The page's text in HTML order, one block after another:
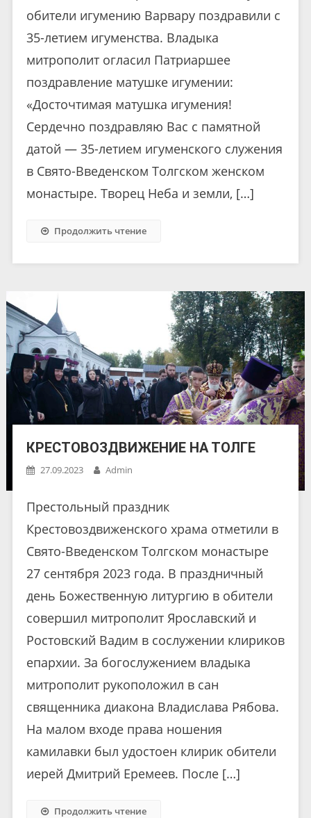
обители игумению Варвару поздравили с
35-летием игуменства. Владыка
митрополит огласил Патриаршее
поздравление матушке игумении:
«Досточтимая матушка игумения!
Сердечно поздравляю Вас с памятной
датой — 35-летием игуменского служения
в Свято-Введенском Толгском женском
монастыре. Творец Неба и земли, […]
Продолжить чтение
КРЕСТОВОЗДВИЖЕНИЕ НА ТОЛГЕ
27.09.2023 Admin
Престольный праздник
Крестовоздвиженского храма отметили в
Свято-Введенском Толгском монастыре
27 сентября 2023 года. В праздничный
день Божественную литургию в обители
совершил митрополит Ярославский и
Ростовский Вадим в сослужении клириков
епархии. За богослужением владыка
митрополит рукоположил в сан
священника диакона Владислава Рябова.
На малом входе права ношения
камилавки был удостоен клирик обители
иерей Дмитрий Еремеев. После […]
Продолжить чтение